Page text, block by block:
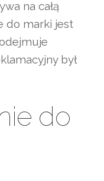
na całą
do marki jest
był
do